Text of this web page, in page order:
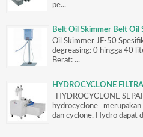
pe...
Belt Oil Skimmer Belt Oil
Oil Skimmer JF-50
degreasing: 0 hingga 40
Berat: ...
HYDROCYCLONE
HYDROCYCLONE
hydrocyclone merupakan
dan cyclone. Hydro dapat